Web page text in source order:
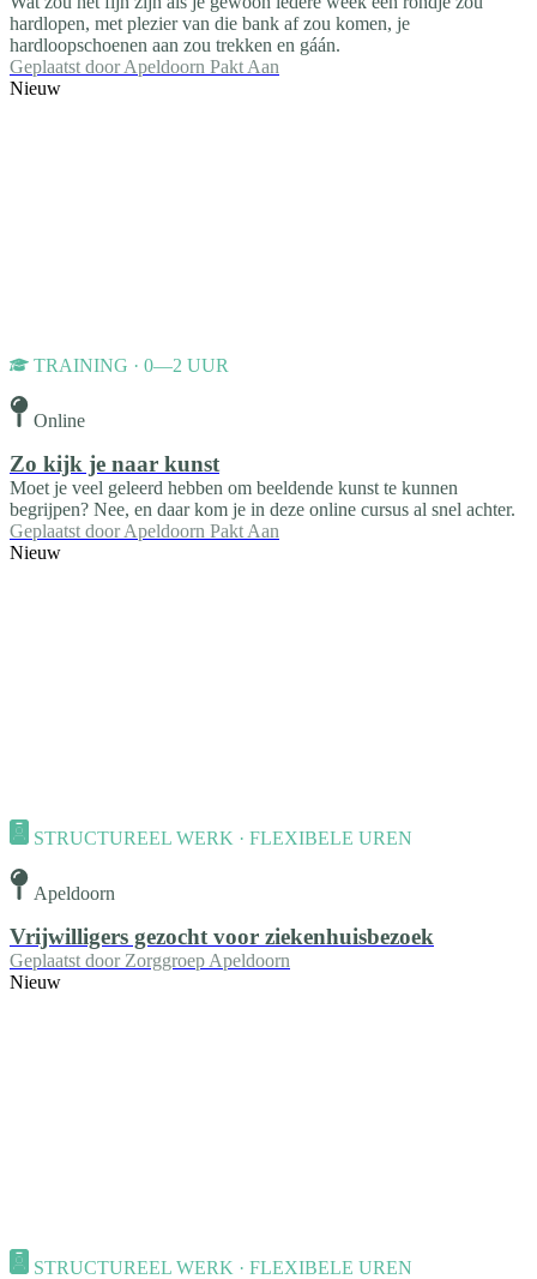
hardlopen, met plezier van die bank af zou komen, je
hardloopschoenen aan zou trekken en gáán.
Geplaatst doorApeldoorn Pakt Aan
Nieuw
TRAINING · 0—2 UUR
Online
Zo kijk je naar kunst
Moet je veel geleerd hebben om beeldende kunst te kunnen
begrijpen? Nee, en daar kom je in deze online cursus al snel achter.
Geplaatst door Apeldoorn Pakt Aan
Nieuw
STRUCTUREEL WERK · FLEXIBELE UREN
Apeldoorn
Vrijwilligers gezocht voor ziekenhuisbezoek
Geplaatst door Zorggroep Apeldoorn
Nieuw
STRUCTUREEL WERK · FLEXIBELE UREN